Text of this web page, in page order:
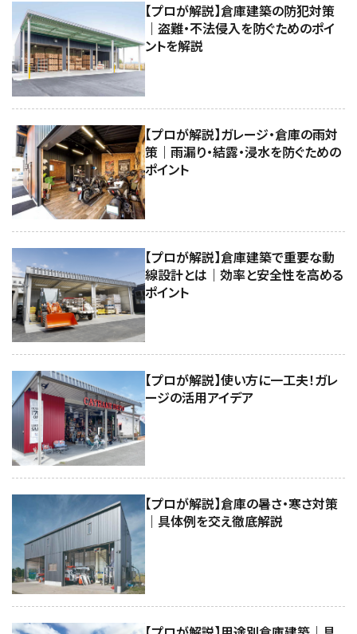
【プロが解説】倉庫建築の防犯対策
｜盗難・不法侵入を防ぐためのポイ
ントを解説
【プロが解説】ガレージ・倉庫の雨対
策｜雨漏り・結露・浸水を防ぐための
ポイント
【プロが解説】倉庫建築で重要な動
線設計とは｜効率と安全性を高める
ポイント
【プロが解説】使い方に一工夫！ガレ
ージの活用アイデア
【プロが解説】倉庫の暑さ・寒さ対策
｜具体例を交え徹底解説